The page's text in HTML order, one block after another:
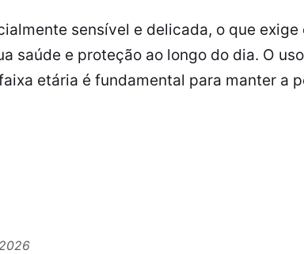
sensível e delicada, o que exige
saúde e proteção ao longo do dia. O
etária é fundamental para manter a